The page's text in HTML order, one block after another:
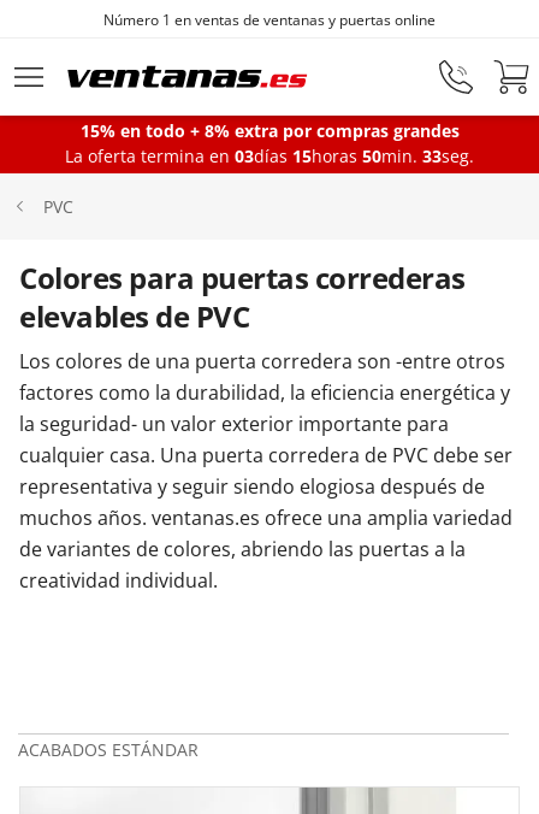
Ir al contenido principal
Fabricantes de ventanas desde 1872
Ventanas
Puertas de garaje
Iniciar sesión
Contacta con nosotros
15% en todo + 8% extra por compras grandes
La oferta termina en 03días 15horas 50min. 32seg.
PVC
Colores para puertas correderas
elevables de PVC
Los colores de una puerta corredera son -entre otros
factores como la durabilidad, la eficiencia energética y
la seguridad- un valor exterior importante para
cualquier casa. Una puerta corredera de PVC debe ser
representativa y seguir siendo elogiosa después de
muchos años. ventanas.es ofrece una amplia variedad
de variantes de colores, abriendo las puertas a la
creatividad individual.
ACABADOS ESTÁNDAR